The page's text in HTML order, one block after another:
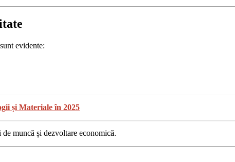
evidente:
și Materiale în 2025
muncă și dezvoltare economică.